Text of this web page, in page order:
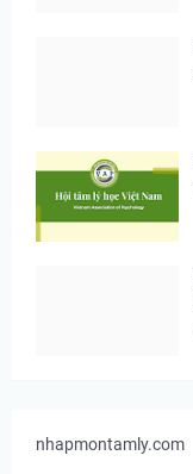
nhapmontamly.com